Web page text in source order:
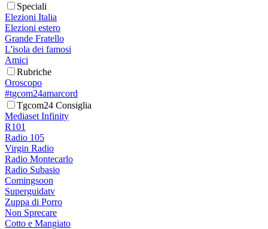
Speciali
Elezioni Italia
Elezioni estero
Grande Fratello
L'isola dei famosi
Amici
Rubriche
Oroscopo
#tgcom24amarcord
Tgcom24 Consiglia
Mediaset Infinity
R101
Radio 105
Virgin Radio
Radio Montecarlo
Radio Subasio
Comingsoon
Superguidatv
Zuppa di Porro
Non Sprecare
Cotto e Mangiato